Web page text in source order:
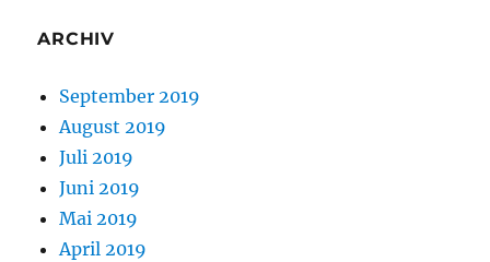
ARCHIV
September 2019
August 2019
Juli 2019
Juni 2019
Mai 2019
April 2019